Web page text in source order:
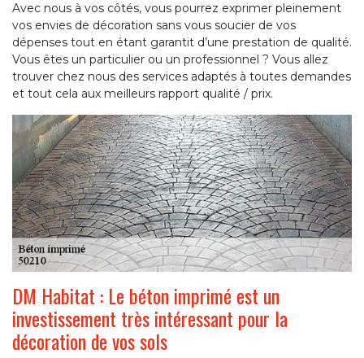
Avec nous à vos côtés, vous pourrez exprimer pleinement
vos envies de décoration sans vous soucier de vos
dépenses tout en étant garantit d’une prestation de qualité.
Vous êtes un particulier ou un professionnel ? Vous allez
trouver chez nous des services adaptés à toutes demandes
et tout cela aux meilleurs rapport qualité / prix.
DM Habitat : Le béton imprimé est un
investissement très intéressant pour la
décoration de vos sols